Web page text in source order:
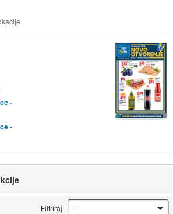
-
-
Filtriraj